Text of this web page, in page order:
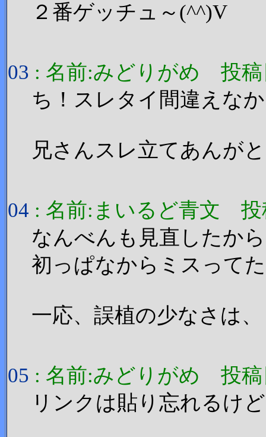
２番ゲッチュ～(^^)V
03 : 名前:みどりがめ 投稿
ち！スレタイ間違えな
兄さんスレ立てあんが
04 : 名前:まいるど青文 投
なんべんも見直したか
初っぱなからミスって
一応、誤植の少なさは
05 : 名前:みどりがめ 投稿
リンクは貼り忘れるけ